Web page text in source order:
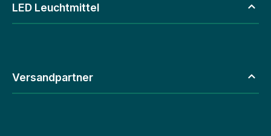
LED Leuchtmittel
Versandpartner